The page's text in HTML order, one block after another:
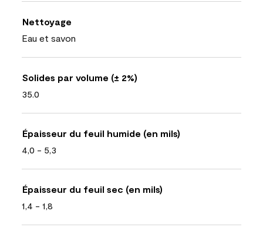
Nettoyage
Eau et savon
Solides par volume (± 2%)
35.0
Épaisseur du feuil humide (en mils)
4,0 - 5,3
Épaisseur du feuil sec (en mils)
1,4 - 1,8